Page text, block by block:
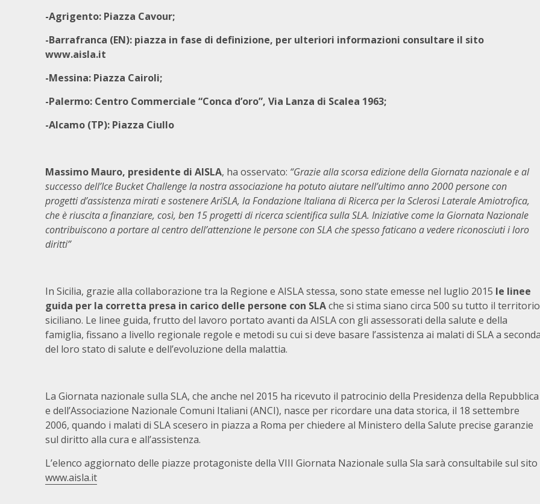
-Agrigento: Piazza Cavour;
-Barrafranca (EN): piazza in fase di definizione, per ulteriori informazioni consultare il sito
www.aisla.it
-Messina: Piazza Cairoli;
-Palermo: Centro Commerciale “Conca d’oro”, Via Lanza di Scalea 1963;
-Alcamo (TP): Piazza Ciullo
Massimo Mauro, presidente di AISLA, ha osservato: “Grazie alla scorsa edizione della Giornata nazionale e al
successo dell’Ice Bucket Challenge la nostra associazione ha potuto aiutare nell’ultimo anno 2000 persone con
progetti d’assistenza mirati e sostenere AriSLA, la Fondazione Italiana di Ricerca per la Sclerosi Laterale Amiotrofica,
che è riuscita a finanziare, così, ben 15 progetti di ricerca scientifica sulla SLA. Iniziative come la Giornata Nazionale
contribuiscono a portare al centro dell’attenzione le persone con SLA che spesso faticano a vedere riconosciuti i loro
diritti”
In Sicilia, grazie alla collaborazione tra la Regione e AISLA stessa, sono state emesse nel luglio 2015 le linee
guida per la corretta presa in carico delle persone con SLAche si stima siano circa 500 su tutto il territorio
siciliano. Le linee guida, frutto del lavoro portato avanti da AISLA con gli assessorati della salute e della
famiglia, fissano a livello regionale regole e metodi su cui si deve basare l’assistenza ai malati di SLA a
del loro stato di salute e dell’evoluzione della malattia.
La Giornata nazionale sulla SLA, che anche nel 2015 ha ricevuto il patrocinio della Presidenza della Repubblica
e dell’Associazione Nazionale Comuni Italiani (ANCI), nasce per ricordare una data storica, il 18 settembre
2006, quando i malati di SLA scesero in piazza a Roma per chiedere al Ministero della Salute precise garanzie
sul diritto alla cura e all’assistenza.
L’elenco aggiornato delle piazze protagoniste della VIII Giornata Nazionale sulla Sla sarà consultabile sul sito
www.aisla.it